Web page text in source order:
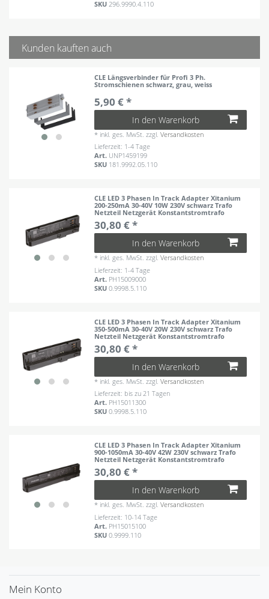
SKU 296.9990.4.110
Kunden kauften auch
CLE Längsverbinder für Profi 3 Ph.
Stromschienen schwarz, grau, weiss
5,90 € *
In den Warenkorb
* inkl. ges. MwSt. zzgl.Versandkosten
Lieferzeit: 1-4 Tage
Art. UNP1459199
SKU 181.9992.05.110
CLE LED 3 Phasen In Track Adapter Xitanium
200-250mA 30-40V 10W 230V schwarz Trafo
Netzteil Netzgerät Konstantstromtrafo
30,80 € *
In den Warenkorb
* inkl. ges. MwSt. zzgl.Versandkosten
Lieferzeit: 1-4 Tage
Art. PH15009000
SKU0.9998.5.110
CLE LED 3 Phasen In Track Adapter Xitanium
350-500mA 30-40V 20W 230V schwarz Trafo
Netzteil Netzgerät Konstantstromtrafo
30,80 € *
In den Warenkorb
* inkl. ges. MwSt. zzgl.Versandkosten
Lieferzeit: bis zu 21 Tagen
Art. PH15011300
SKU0.9998.5.110
CLE LED 3 Phasen In Track Adapter Xitanium
900-1050mA 30-40V 42W 230V schwarz Trafo
Netzteil Netzgerät Konstantstromtrafo
30,80 € *
In den Warenkorb
* inkl. ges. MwSt. zzgl.Versandkosten
Lieferzeit: 10-14 Tage
Art. PH15015100
SKU0.9999.110
Mein Konto